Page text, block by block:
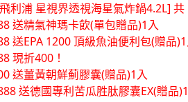
利浦 星視界透視海星氣炸鍋4.2L] 共
送精氣神瑪卡飲(單包贈品)1入
送EPA 1200 頂級魚油便利包(贈品
現折400！
送薑黃朝鮮薊膠囊(贈品)1入
送德國專利苦瓜胜肽膠囊EX(贈